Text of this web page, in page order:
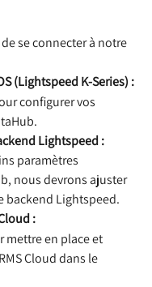
se connecter à notre
(Lightspeed K-Series) :
configurer vos
Lightspeed :
paramètres
nous devrons ajuster
backend Lightspeed.
:
mettre en place et
Cloud dans le